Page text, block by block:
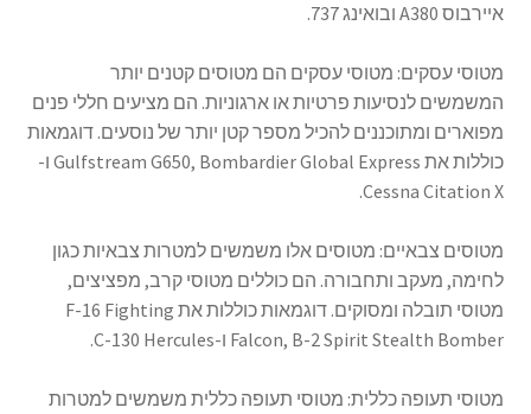
איירבוס A380 ובואינג 737.
מטוסי עסקים: מטוסי עסקים הם מטוסים קטנים יותר
המשמשים לנסיעות פרטיות או ארגוניות. הם מציעים חללי פנים
מפוארים ומתוכננים להכיל מספר קטן יותר של נוסעים. דוגמאות
כוללות את Gulfstream G650, Bombardier Global Express ו-
Cessna Citation X.
מטוסים צבאיים: מטוסים אלו משמשים למטרות צבאיות כגון
לחימה, מעקב ותחבורה. הם כוללים מטוסי קרב, מפציצים,
מטוסי תובלה ומסוקים. דוגמאות כוללות את F-16 Fighting
Falcon, B-2 Spirit Stealth Bomber ו-C-130 Hercules.
מטוסי תעופה כללית: מטוסי תעופה כללית משמשים למטרות